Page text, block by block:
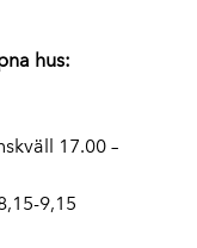
hus:
17.00 –
9,15